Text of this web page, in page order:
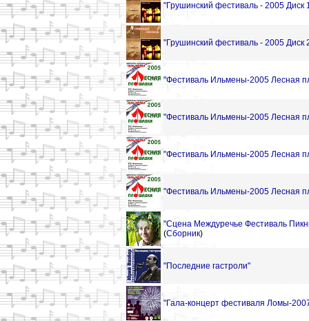
"Грушинский фестиваль - 2005 Диск
"Грушинский фестиваль - 2005 Диск
"Фестиваль Ильмены-2005 Лесная
"Фестиваль Ильмены-2005 Лесная
"Фестиваль Ильмены-2005 Лесная
"Фестиваль Ильмены-2005 Лесная
"Сцена Междуречье Фестиваль
(Сборник)
"Последние гастроли"
"Гала-концерт фестиваля Ломы-2007